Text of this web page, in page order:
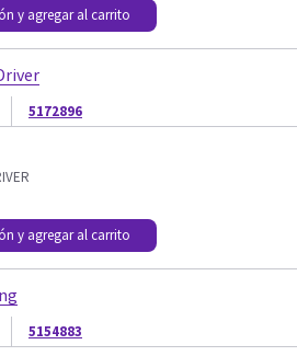
y agregar al carrito
5172896
y agregar al carrito
5154883